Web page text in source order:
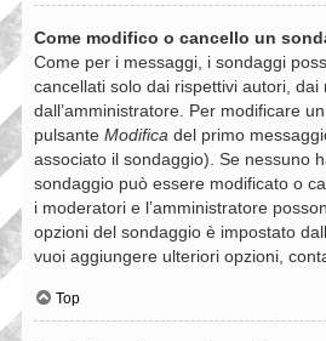
Come modifico o cancello un
Come per i messaggi, i sondaggi
cancellati solo dai rispettivi autori, dai
dall’amministratore. Per modificare
pulsante Modifica del primo
associato il sondaggio). Se nessuno
sondaggio può essere modificato o
i moderatori e l’amministratore
opzioni del sondaggio è impostato
vuoi aggiungere ulteriori opzioni,
Top